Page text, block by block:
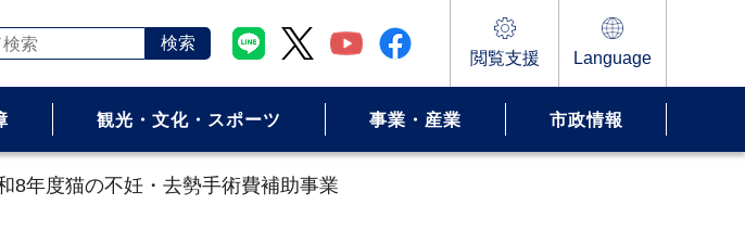
索
閲覧支援 Language
観光・文化・スポーツ 事業・産業 市政情報
8年度猫の不妊・去勢手術費補助事業